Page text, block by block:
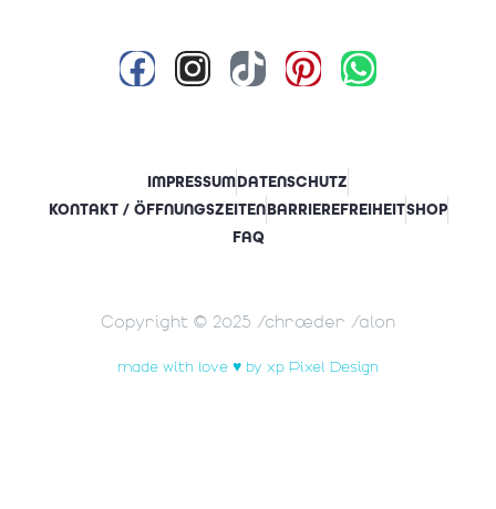
IMPRESSUMDATENSCHUTZ
KONTAKT / ÖFFNUNGSZEITENBARRIEREFREIHEITSHOP
FAQ
Copyright © 2025 Schrœder Salon
made with love ♥ by xp Pixel Design